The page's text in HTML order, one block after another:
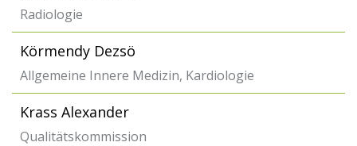
Radiologie
Körmendy Dezsö
Allgemeine Innere Medizin, Kardiologie
Krass Alexander
Qualitätskommission